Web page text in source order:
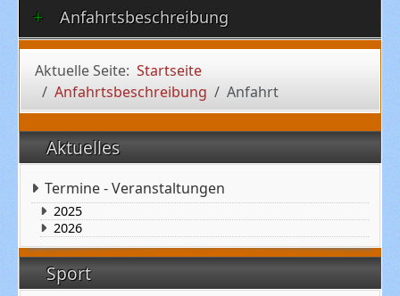
Anfahrtsbeschreibung
Aktuelle Seite: Startseite
Anfahrtsbeschreibung
Anfahrt
Aktuelles
Termine - Veranstaltungen
2025
2026
Sport